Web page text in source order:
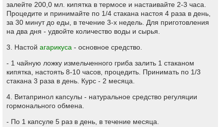
залейте 200,0 мл. кипятка в термосе и настаивайте 2-3 часа.
Процедите и принимайте по 1/4 стакана настоя 4 раза в день,
за 30 минут до еды, в течение 3-х недель. Для приготовления
на два дня - удвойте количество воды и сырья.
3. Настой агарикуса - основное средство.
- 1 чайную ложку измельченного гриба залить 1 стаканом
кипятка, настоять 8-10 часов, процедить. Принимать по 1/3
стакана 3 раза в день. Курс - 2 месяца.
4. Витапринол капсулы - натуральное средство регуляции
гормонального обмена.
- По 1 капсуле 5 раз в день, в течение месяца.